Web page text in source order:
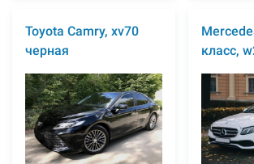
Toyota Camry, xv70
черная
класс,